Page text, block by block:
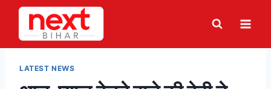
Skip
content
LATEST NEWS